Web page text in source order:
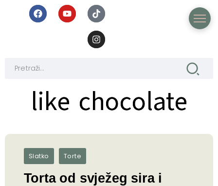
like chocolate
like chocolate
Slatko Torte
Torta od svježeg sira i